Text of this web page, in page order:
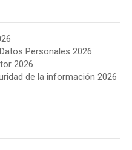
Personales 2026
2026
de la información 2026